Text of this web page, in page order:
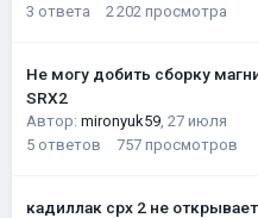
3 ответа 2 202 просмотра
Не могу добить сборку
SRX2
Автор: mironyuk59, 27 июля
5 ответов 757 просмотров
кадиллак срх 2 не